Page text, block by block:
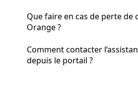
Que faire en cas de perte de
Orange ?
Comment contacter
depuis le portail ?